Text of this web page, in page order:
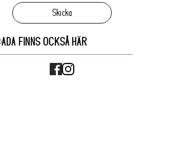
Skicka
ADA FINNS OCKSÅ HÄR